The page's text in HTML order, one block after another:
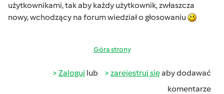
użytkownikami, tak aby każdy użytkownik, zwłaszcza
nowy, wchodzący na forum wiedział o głosowaniu
Góra strony
Zaloguj lub zarejestruj sięaby dodawać
komentarze